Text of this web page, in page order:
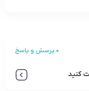
0 پرسش و پاسخ
کنید